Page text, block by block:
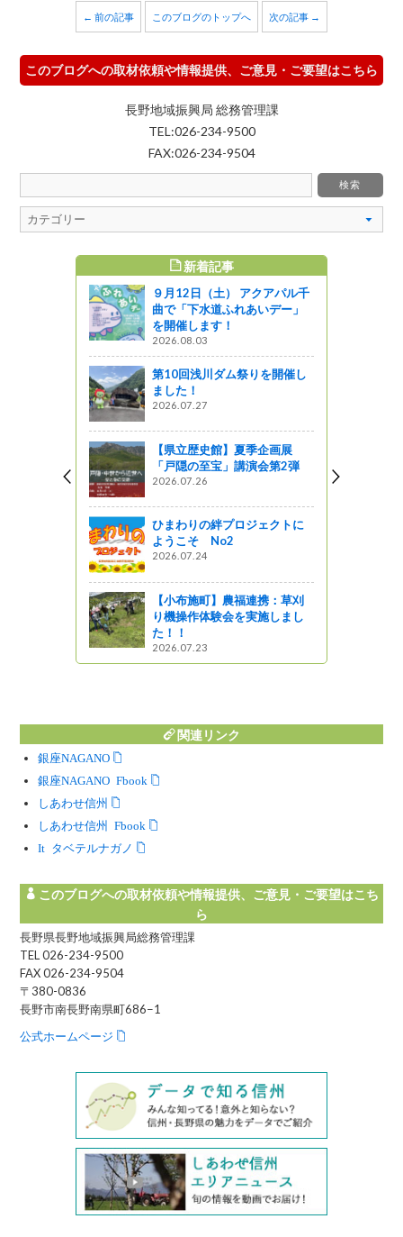
← 前の記事 このブログのトップへ 次の記事 →
このブログへの取材依頼や情報提供、ご意見・ご要望はこちら
長野地域振興局 総務管理課
TEL:026-234-9500
FAX:026-234-9504
WEEKLY TOP5
信濃町の焼とうもろこし 小
林農園
2015.08.17
【長野市】旬のフルーツを買
うならここ!!農産物直売所”若
穂ふれあい市”
皆神山は世界最大最古のピラ
ミッド？！長野市松代 皆神
神社に行ってきました！
信濃町の焼とうもろこし 石
川農園 仁の蔵 小林正樹農
園 道の駅しなのふるさと天
望館
2017.08.17
【飯綱町】横手直売所「四季
彩」 ワッサーもモモも桃の
うち！！ まだまだ続くトウ
関連リンク
銀座NAGANO
銀座NAGANO Facebook
しあわせ信州
しあわせ信州 Facebook
Instagram タベテルナガノ
このブログへの取材依頼や情報提供、ご意見・ご要望はこち
ら
長野県長野地域振興局総務管理課
TEL 026-234-9500
FAX 026-234-9504
〒380-0836
長野市南長野南県町686−1
公式ホームページ